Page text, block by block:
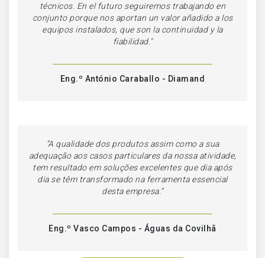
técnicos. En el futuro seguiremos trabajando en
conjunto porque nos aportan un valor añadido a los
equipos instalados, que son la continuidad y la
fiabilidad."
Eng.º António Caraballo - Diamand
“A qualidade dos produtos assim como a sua
adequação aos casos particulares da nossa atividade,
tem resultado em soluções excelentes que dia após
dia se têm transformado na ferramenta essencial
desta empresa.”
Eng.º Vasco Campos - Águas da Covilhã